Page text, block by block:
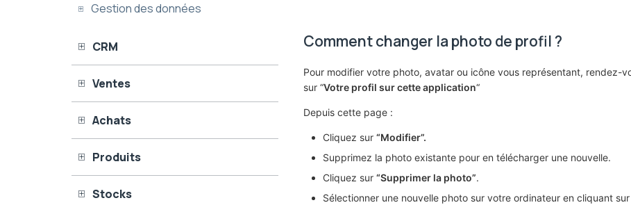
Gestion des données
CRM
Ventes
Achats
Produits
Stocks
Comment changer la photo de profil ?
Pour modifier votre photo, avatar ou icône vous représentant, rendez-
sur “Votre profil sur cette application“
Depuis cette page :
Cliquez sur “Modifier”.
Supprimez la photo existante pour en télécharger une nouvelle.
Cliquez sur “Supprimer la photo”.
Sélectionner une nouvelle photo sur votre ordinateur en cliquant sur